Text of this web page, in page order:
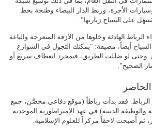
وسيارات الأجرة، وربط الدار البيضاء وطنجة بخط
على السياح زيارتها".
الرباط الهادئة وخلوها من الأزقة المتعرجة والباعة
أيضاً، مضيفة: "يمكنك التجول في الشوارع
لو ضللت الطريق، فبمجرد انعطاف سريع أو
الصحيح".
الرباط. فقد بدأت رباطاً (موقع دفاعي محصَّن، جمع
والوظيفة الدينية) في عهد الإمبراطورية الموحدية
ثم أصبحت لاحقاً مركزاً للعلوم الإسلامية.